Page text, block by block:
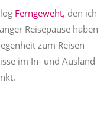
Ferngeweht, den ich
Reisepause haben
zum Reisen
im In- und Ausland